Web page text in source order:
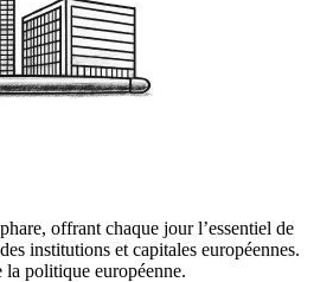
offrant chaque jour l’essentiel de
institutions et capitales européennes.
politique européenne.